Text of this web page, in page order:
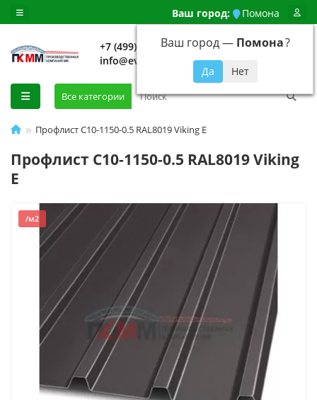
Ваш город: Помона
Ваш город — Помона?
+7 (499) 648-92-94
info@evroshtaketnikmoskva.ru
Все категории
Профлист С10-1150-0.5 RAL8019 Viking E
Профлист С10-1150-0.5 RAL8019 Viking
E
/м2